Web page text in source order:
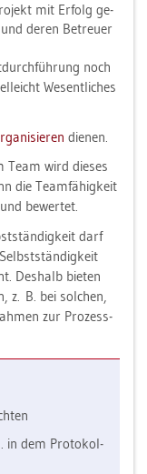
mit Er­folg ge­
deren Be­treu­er
noch
We­sent­li­ches
die­nen.
Team wird die­ses
die Team­fä­hig­keit
be­wer­tet.
darf
Des­halb bie­ten
z. B. bei sol­chen,
zur Pro­zess­
in dem Pro­to­kol­